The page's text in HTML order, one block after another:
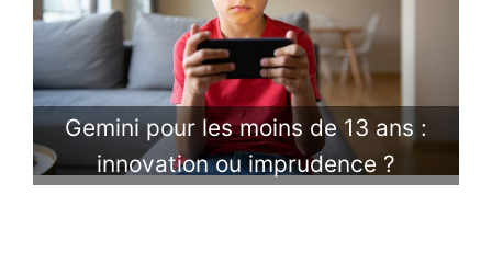
Gemini pour les moins de 13 ans :
innovation ou imprudence ?